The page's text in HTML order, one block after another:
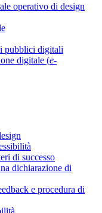
operativo di design
pubblici digitali
digitale (e-
di successo
dichiarazione di
e procedura di